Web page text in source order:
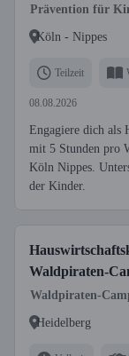
Prävention für
Köln - Nippes
Teilzeit
08.08.2026
Engagiere dich
mit 5 Stunden pro
Köln Nippes.
der Kinder.
Waldpiraten-
Waldpiraten-
Heidelberg